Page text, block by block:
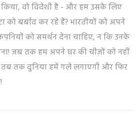
वो विदेशी है - और हम उसके लिए
को बर्बाद कर रहे हैं? भारतीयों को अपने
को समर्थन देना चाहिए, न कि उनके
जब तक हम अपने घर की चीज़ों को नहीं
तक दुनिया हमें गले लगाएगी और फिर